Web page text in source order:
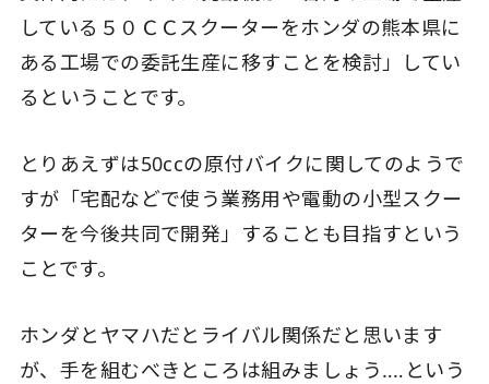
している５０ＣＣスクーターをホンダの熊本県に
ある工場での委託生産に移すことを検討」してい
るということです。
とりあえずは50ccの原付バイクに関してのようで
すが「宅配などで使う業務用や電動の小型スクー
ターを今後共同で開発」することも目指すという
ことです。
ホンダとヤマハだとライバル関係だと思います
が、手を組むべきところは組みましょう‥‥という